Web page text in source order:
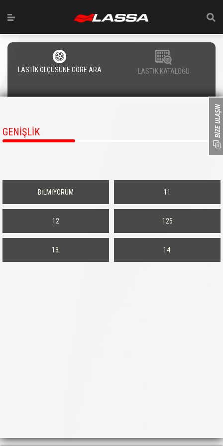
LASTİK ÖLÇÜSÜNE GÖRE ARA LASTİK KATALOĞU
GENİŞLİK
BİLMİYORUM 11
12 125
13. 14.